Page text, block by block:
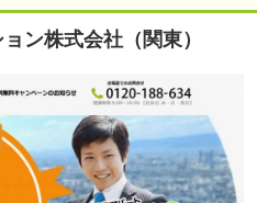
ン株式会社（関東）